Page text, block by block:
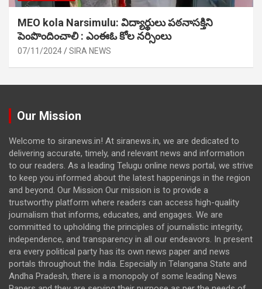
MEO kola Narsimulu: విద్యార్థులు పఠ‌నాసక్తిని
పెంపొందించాలి : ఎంఈఓ కోల నర్సింలు
07/11/2024 SIRA NEWS
Our Mission
Welcome to siranews.in! At siranews.in, we are dedicated to
delivering accurate, timely, and relevant news and information
to our readers. As a leading Telugu online news portal, we strive
to keep you informed about the latest happenings in the region
and beyond. Our Mission Our mission is to provide a
trustworthy platform where readers can access high-quality
journalism that informs, educates, and engages. We are
committed to upholding the principles of journalistic integrity,
independence, and transparency in all our endeavors. In present
era every political party has its own news paper and news
portals throughout the India. Especially in Telangana State and
Andha Pradesh, there is a monopoly of some leading News